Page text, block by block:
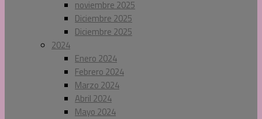
noviembre 2025
Diciembre 2025
Diciembre 2025
2024
Enero 2024
Febrero 2024
Marzo 2024
Abril 2024
Mayo 2024